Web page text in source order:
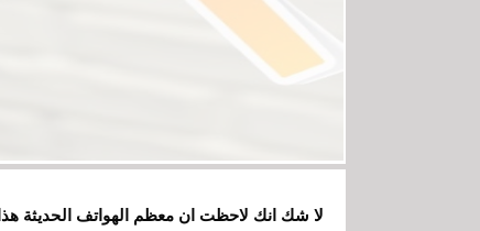
لا شك انك لاحظت ان معظم الهواتف الحديثة هذا